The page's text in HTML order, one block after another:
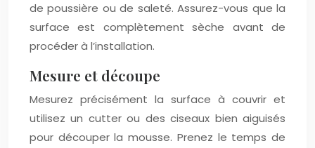
de poussière ou de saleté. Assurez-vous que la
surface est complètement sèche avant de
procéder à l’installation.
Mesure et découpe
Mesurez précisément la surface à couvrir et
utilisez un cutter ou des ciseaux bien aiguisés
pour découper la mousse. Prenez le temps de